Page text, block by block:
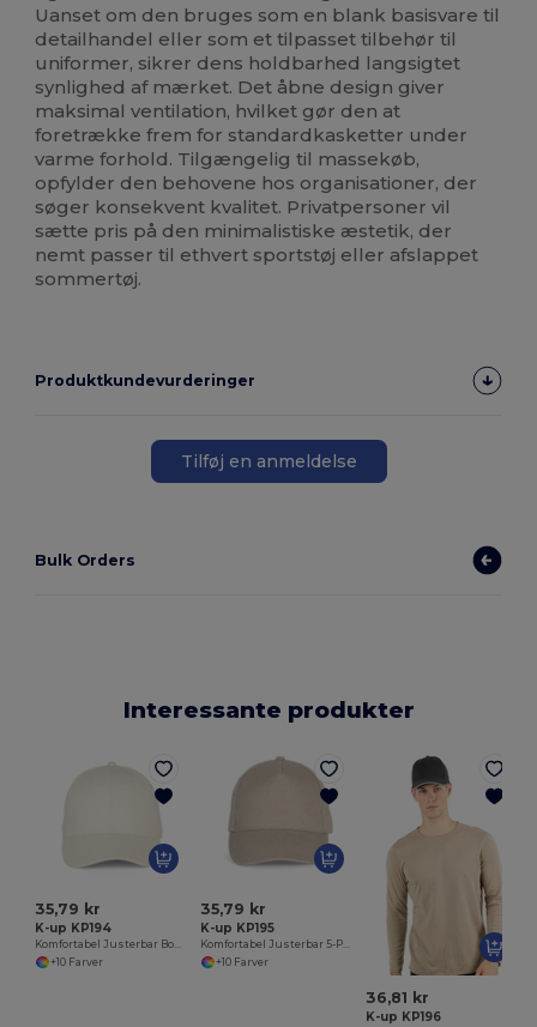
Uanset om den bruges som en blank basisvare til
detailhandel eller som et tilpasset tilbehør til
uniformer, sikrer dens holdbarhed langsigtet
synlighed af mærket. Det åbne design giver
maksimal ventilation, hvilket gør den at
foretrække frem for standardkasketter under
varme forhold. Tilgængelig til massekøb,
opfylder den behovene hos organisationer, der
søger konsekvent kvalitet. Privatpersoner vil
sætte pris på den minimalistiske æstetik, der
nemt passer til ethvert sportstøj eller afslappet
sommertøj.
Produktkundevurderinger
Tilføj en anmeldelse
Bulk Orders
Interessante produkter
35,79 kr
K-up KP194
Komfortabel Justerbar Bomuldskasket
+10 Farver
35,79 kr
K-up KP195
Komfortabel Justerbar 5-Panel Kasket i Børstet Bomuld
+10 Farver
36,81 kr
K-up KP196